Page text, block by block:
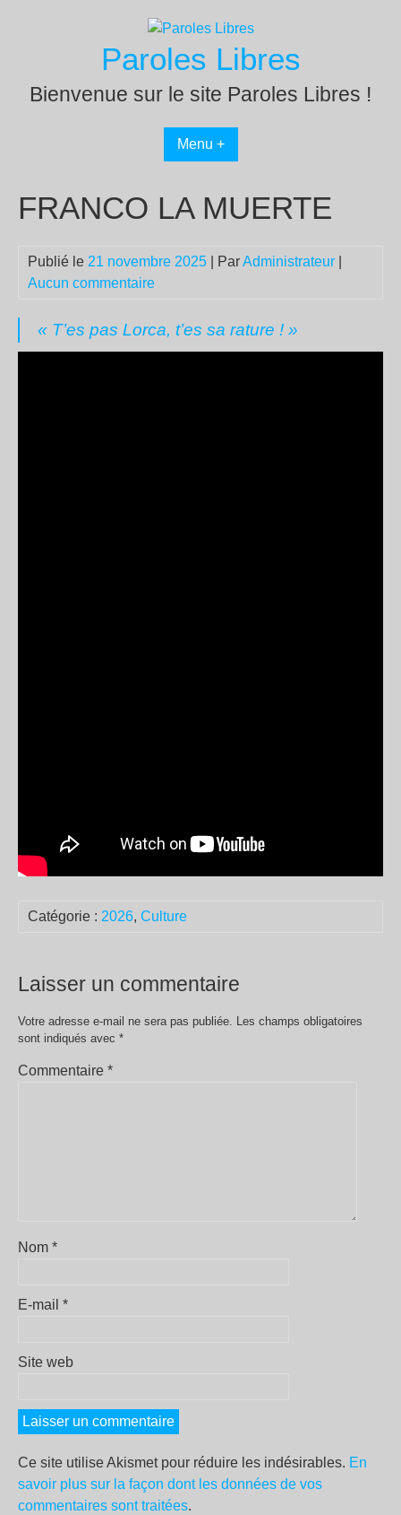
Paroles Libres
Bienvenue sur le site Paroles Libres !
Menu +
FRANCO LA MUERTE
Publié le 21 novembre 2025 | ParAdministrateur
Aucun commentaire
« T’es pas Lorca, t’es sa rature ! »
Catégorie : 2026, Culture
Laisser un commentaire
Votre adresse e-mail ne sera pas publiée. Les champs obligatoires
sont indiqués avec *
Commentaire *
Nom *
E-mail *
Site web
Ce site utilise Akismet pour réduire les indésirables. En
savoir plus sur la façon dont les données de vos
commentaires sont traitées.